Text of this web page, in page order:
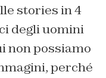
stories in 4
degli uomini
non possiamo
perché